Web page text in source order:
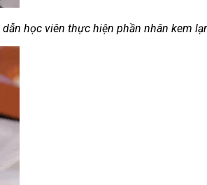
học viên thực hiện phần nhân kem